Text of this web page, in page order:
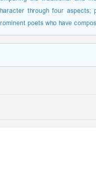
through four aspects;
poets who have